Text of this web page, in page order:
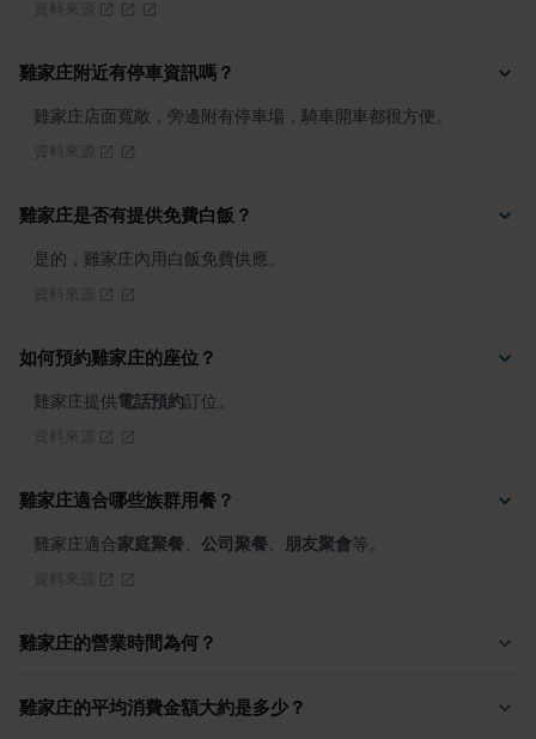
雞家庄附近有停車資訊嗎？
雞家庄店面寬敞，旁邊附有停車場，騎車開車都很方便。
雞家庄是否有提供免費白飯？
是的，雞家庄內用白飯免費供應。
如何預約雞家庄的座位？
雞家庄提供電話預約訂位。
雞家庄適合哪些族群用餐？
雞家庄適合家庭聚餐 公司聚餐 朋友聚會等。
雞家庄的營業時間為何？
雞家庄的平均消費金額大約是多少？